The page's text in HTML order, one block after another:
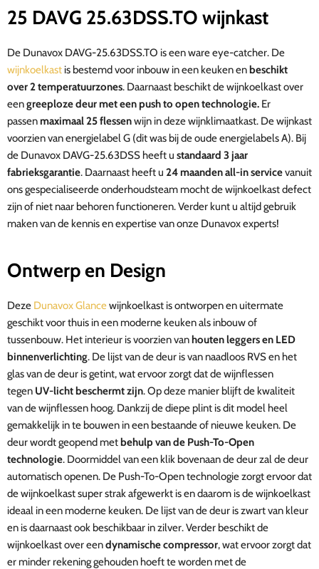
25 DAVG 25.63DSS.TO wijnkast
De Dunavox DAVG-25.63DSS.TO is een ware eye-catcher. De
wijnkoelkast is bestemd voor inbouw in een keuken enbeschikt
over 2 temperatuurzones. Daarnaast beschikt de wijnkoelkast over
eengreeploze deur met een push to open technologie. Er
passenmaximaal 25 flessenwijn in deze wijnklimaatkast. De wijnkast
voorzien van energielabel G (dit was bij de oude energielabels A). Bij
de Dunavox DAVG-25.63DSS heeft u standaard 3 jaar
fabrieksgarantie. Daarnaast heeft u 24 maanden all-in servicevanuit
ons gespecialiseerde onderhoudsteam mocht de wijnkoelkast defect
zijn of niet naar behoren functioneren.Verder kunt u altijd gebruik
maken van de kennis en expertise van onze Dunavox experts!
Ontwerp en Design
Deze Dunavox Glancewijnkoelkast is ontworpen en uitermate
geschikt voor thuis in een moderne keuken als inbouw of
tussenbouw. Het interieur is voorzien vanhouten leggers en LED
binnenverlichting. De lijst van de deur is van naadloos RVS en het
glas van de deur is getint, wat ervoor zorgt dat de wijnflessen
tegen UV-licht beschermt zijn. Op deze manier blijft de kwaliteit
van de wijnflessen hoog. Dankzij de diepe plint is dit model heel
gemakkelijk in te bouwen in een bestaande of nieuwe keuken. De
deur wordt geopend metbehulp vande Push-To-Open
technologie. Doormiddel van een klik bovenaan de deur zal de deur
automatisch openen. De Push-To-Open technologie zorgt ervoor dat
de wijnkoelkast super strak afgewerkt is en daarom is de wijnkoelkast
ideaal in een moderne keuken. De lijst van de deur is zwart van kleur
en is daarnaast ook beschikbaar in zilver.Verder beschikt de
wijnkoelkast over eendynamische compressor, wat ervoor zorgt dat
er minder rekening gehouden hoeft te worden met de